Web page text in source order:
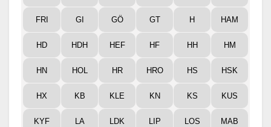
FRI GI GÖ GT H HAM
HD HDH HEF HF HH HM
HN HOL HR HRO HS HSK
HX KB KLE KN KS KUS
KYF LA LDK LIP LOS MAB